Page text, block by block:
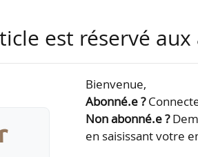
photovoltaïque et
2025. Cet amendement était
est réservé
Bienvenue,
Abonné.e ?
Non abonné.e ?
en saisissant votre